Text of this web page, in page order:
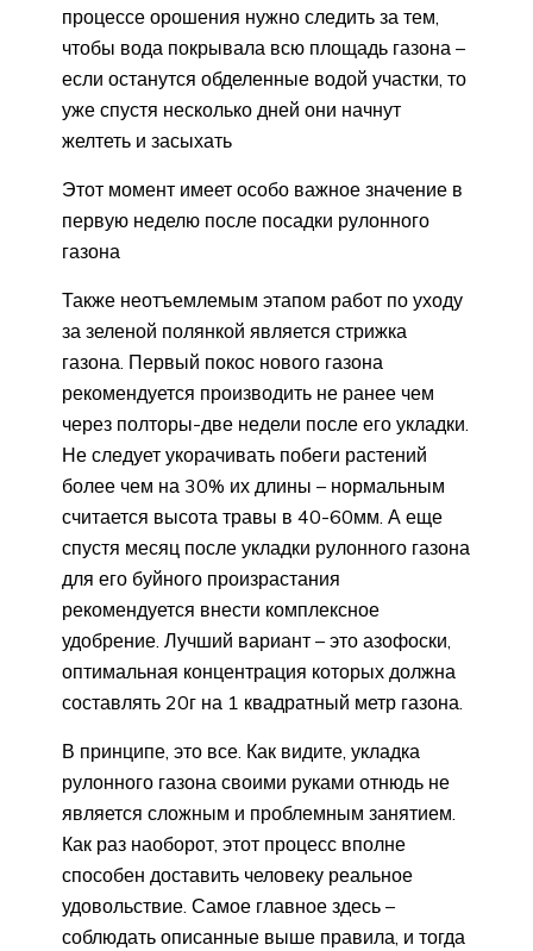
процессе орошения нужно следить за тем,
чтобы вода покрывала всю площадь газона –
если останутся обделенные водой участки, то
уже спустя несколько дней они начнут
желтеть и засыхать
Этот момент имеет особо важное значение в
первую неделю после посадки рулонного
газона
Также неотъемлемым этапом работ по уходу
за зеленой полянкой является стрижка
газона. Первый покос нового газона
рекомендуется производить не ранее чем
через полторы-две недели после его укладки.
Не следует укорачивать побеги растений
более чем на 30% их длины – нормальным
считается высота травы в 40-60мм. А еще
спустя месяц после укладки рулонного газона
для его буйного произрастания
рекомендуется внести комплексное
удобрение. Лучший вариант – это азофоски,
оптимальная концентрация которых должна
составлять 20г на 1 квадратный метр газона.
В принципе, это все. Как видите, укладка
рулонного газона своими руками отнюдь не
является сложным и проблемным занятием.
Как раз наоборот, этот процесс вполне
способен доставить человеку реальное
удовольствие. Самое главное здесь –
соблюдать описанные выше правила, и тогда